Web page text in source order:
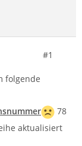
#1
folgende
78
aktualisiert